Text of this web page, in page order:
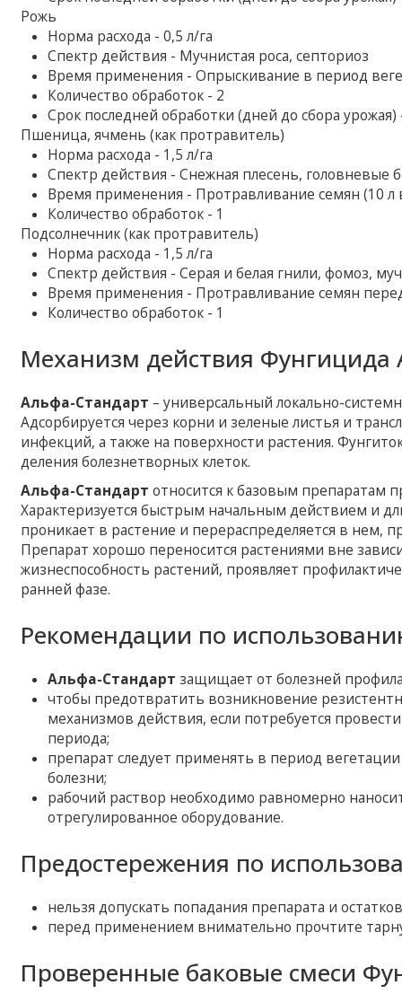
Рожь
Норма расхода - 0,5 л/га
Спектр действия - Мучнистая роса, септориоз
Время применения - Опрыскивание в период
Количество обработок - 2
Срок последней обработки (дней до сбора урожая)
Пшеница, ячмень (как протравитель)
Норма расхода - 1,5 л/га
Спектр действия - Снежная плесень, головневые
Время применения - Протравливание семян (10 л
Количество обработок - 1
Подсолнечник (как протравитель)
Норма расхода - 1,5 л/га
Спектр действия - Серая и белая гнили, фомоз,
Время применения - Протравливание семян
Количество обработок - 1
Механизм действия Фунгицида
Альфа-Стандарт – универсальный локально-
Адсорбируется через корни и зеленые листья и
инфекций, а также на поверхности растения.
деления болезнетворных клеток.
Альфа-Стандарт относится к базовым препаратам
Характеризуется быстрым начальным действием и
проникает в растение и перераспределяется в нем,
Препарат хорошо переносится растениями вне
жизнеспособность растений, проявляет
ранней фазе.
Рекомендации по
Альфа-Стандарт защищает от болезней
чтобы предотвратить возникновение
механизмов действия, если потребуется
периода;
препарат следует применять в период
болезни;
рабочий раствор необходимо равномерно
отрегулированное оборудование.
Предостережения по
нельзя допускать попадания препарата и
перед применением внимательно прочтите
Проверенные баковые смеси